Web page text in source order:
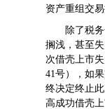
资产重组交
除了税务合
搁浅，甚至
次借壳上市
41号），如
终决定终止
高成功借壳上